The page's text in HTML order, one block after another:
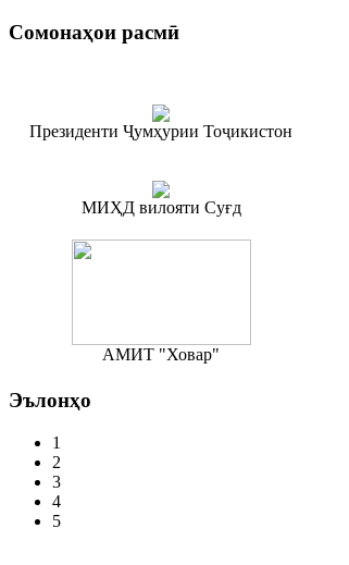
Сомонаҳои расмӣ
Президенти Ҷумҳурии Тоҷикистон
МИҲД вилояти Суғд
АМИТ "Ховар"
Эълонҳо
1
2
3
4
5